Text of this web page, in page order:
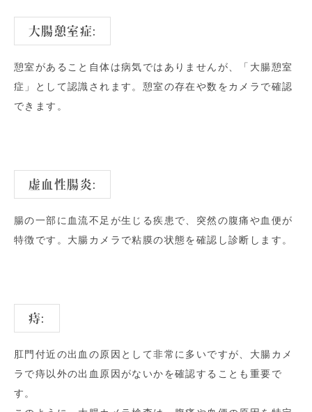
大腸憩室症:
憩室があること自体は病気ではありませんが、「大腸憩室
症」として認識されます。憩室の存在や数をカメラで確認
できます。
虚血性腸炎:
腸の一部に血流不足が生じる疾患で、突然の腹痛や血便が
特徴です。大腸カメラで粘膜の状態を確認し診断します。
痔:
肛門付近の出血の原因として非常に多いですが、大腸カメ
ラで痔以外の出血原因がないかを確認することも重要で
す。